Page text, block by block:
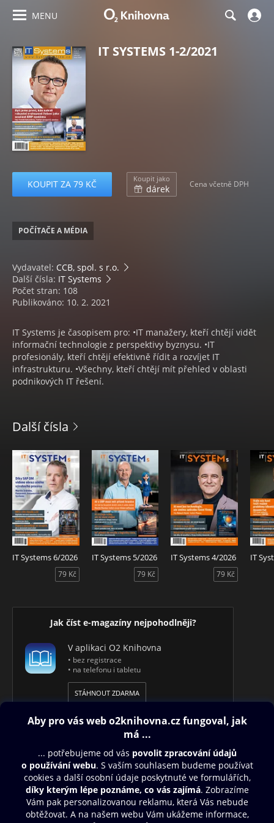
MENU
IT SYSTEMS 1-2/2021
KOUPIT ZA 79 KČ Koupit jako
dárek Cena včetně DPH
POČÍTAČE A MÉDIA
Vydavatel: CCB, spol. s r.o.
Další čísla: IT Systems
Počet stran: 108
Publikováno: 10. 2. 2021
IT Systems je časopisem pro: •IT manažery, kteří chtějí vidět
informační technologie z perspektivy byznysu. •IT
profesionály, kteří chtějí efektivně řídit a rozvíjet IT
infrastrukturu. •Všechny, kteří chtějí mít přehled v oblasti
podnikových IT řešení.
Další čísla
IT Systems 6/2026
79 Kč
IT Systems 5/2026
79 Kč
IT Systems 4/2026
79 Kč
IT
Jak číst e-magazíny nejpohodlněji?
V aplikaci O2 Knihovna
• bez registrace
• na telefonu i tabletu
STÁHNOUT ZDARMA
Obsah ke stažení
Moje O2 Knihovna